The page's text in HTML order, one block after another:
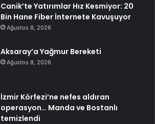
Canik’te Yatırımlar Hız Kesmiyor: 20
Bin Hane Fiber İnternete Kavuşuyor
Ağustos 8, 2026
Aksaray’a Yağmur Bereketi
Ağustos 8, 2026
İzmir Körfezi’ne nefes aldıran
operasyon… Manda ve Bostanlı
temizlendi